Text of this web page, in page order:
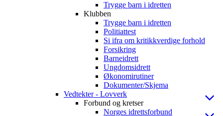
Trygge barn i idretten
Klubben
Trygge barn i idretten
Politiattest
Si ifra om kritikkverdige forhold
Forsikring
Barneidrett
Ungdomsidrett
Økonomirutiner
Dokumenter/Skjema
Vedtekter - Lovverk
Forbund og kretser
Norges idrettsforbund